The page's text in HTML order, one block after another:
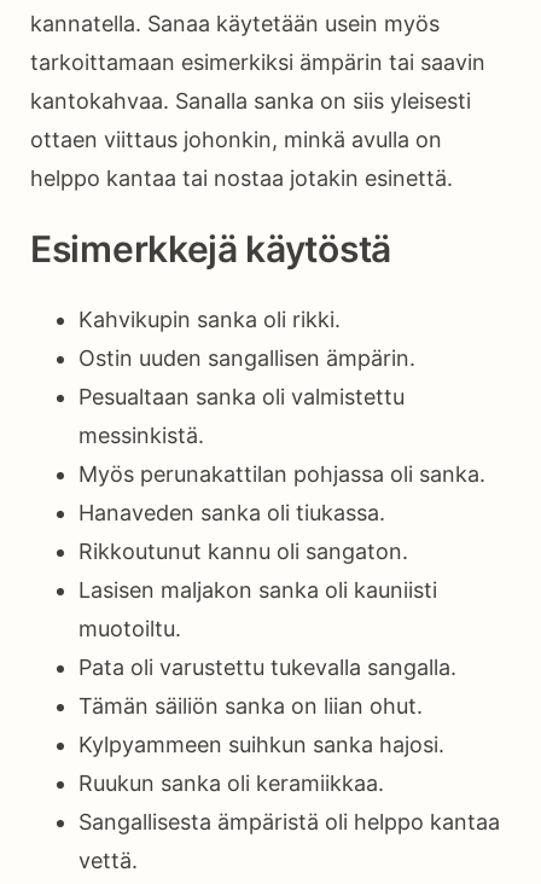
kannatella. Sanaa käytetään usein myös
tarkoittamaan esimerkiksi ämpärin tai saavin
kantokahvaa. Sanalla sanka on siis yleisesti
ottaen viittaus johonkin, minkä avulla on
helppo kantaa tai nostaa jotakin esinettä.
Esimerkkejä käytöstä
Kahvikupin sanka oli rikki.
Ostin uuden sangallisen ämpärin.
Pesualtaan sanka oli valmistettu
messinkistä.
Myös perunakattilan pohjassa oli sanka.
Hanaveden sanka oli tiukassa.
Rikkoutunut kannu oli sangaton.
Lasisen maljakon sanka oli kauniisti
muotoiltu.
Pata oli varustettu tukevalla sangalla.
Tämän säiliön sanka on liian ohut.
Kylpyammeen suihkun sanka hajosi.
Ruukun sanka oli keramiikkaa.
Sangallisesta ämpäristä oli helppo kantaa
vettä.